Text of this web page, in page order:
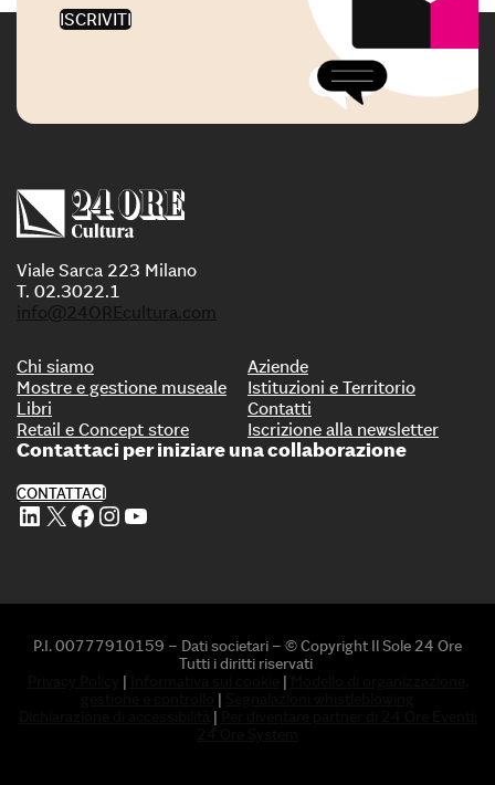
ISCRIVITI
Viale Sarca 223 Milano
T. 02.3022.1
info@24OREcultura.com
Chi siamo
Mostre e gestione museale
Libri
Retail e Concept store
Aziende
Istituzioni e Territorio
Contatti
Iscrizione alla newsletter
Contattaci per iniziare una collaborazione
CONTATTACI
Profilo Linkedin di 24 ORE Cultura Profilo X di 24 ORE Cultura Profilo Facebook di 24 ORE Cultura Profilo Instagram di 24 ORE Cultura Profilo Youtube di 24 ORE Cultura
P.I. 00777910159 – Dati societari – © Copyright Il Sole 24 Ore
Tutti i diritti riservati
| |
|
|